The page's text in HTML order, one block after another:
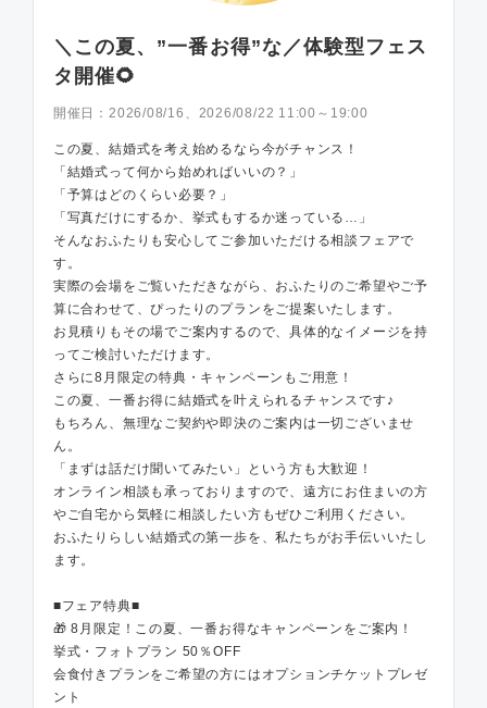
＼この夏、”一番お得”な／体験型フェス
タ開催🌻
開催日： 2026/08/16、2026/08/22 11:00～19:00
この夏、結婚式を考え始めるなら今がチャンス！
「結婚式って何から始めればいいの？」
「予算はどのくらい必要？」
「写真だけにするか、挙式もするか迷っている…」
そんなおふたりも安心してご参加いただける相談フェアで
す。
実際の会場をご覧いただきながら、おふたりのご希望やご予
算に合わせて、ぴったりのプランをご提案いたします。
お見積りもその場でご案内するので、具体的なイメージを持
ってご検討いただけます。
さらに8月限定の特典・キャンペーンもご用意！
この夏、一番お得に結婚式を叶えられるチャンスです♪
もちろん、無理なご契約や即決のご案内は一切ございませ
ん。
「まずは話だけ聞いてみたい」という方も大歓迎！
オンライン相談も承っておりますので、遠方にお住まいの方
やご自宅から気軽に相談したい方もぜひご利用ください。
おふたりらしい結婚式の第一歩を、私たちがお手伝いいたし
ます。
■フェア特典■
🎁 8月限定！この夏、一番お得なキャンペーンをご案内！
挙式・フォトプラン 50％OFF
会食付きプランをご希望の方にはオプションチケットプレゼ
ント